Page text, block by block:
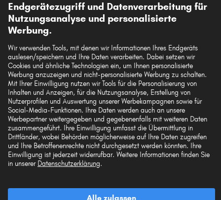
Passgenauigkeit prüfen
Fahrzeug auswählen
In den Warenkorb
Auf den Merkzettel
Zur Detailseite
Artikel-Eigenschaften
Länge1/Länge2 [mm]
803 / 465
Endgerätezugriff und Datenverarbeitung für
Nutzungsanalyse und personalisierte
Werbung.
Wir verwenden Tools, mit denen wir Informationen Ihres Endgeräts
auslesen/speichern und Ihre Daten verarbeiten. Dabei setzen wir
Cookies und ähnliche Technologien ein, um Ihnen personalisierte
Werbung anzuzeigen und nicht-personalisierte Werbung zu schalten.
Mit Ihrer Einwilligung nutzen wir Tools für die Personalisierung von
Inhalten und Anzeigen, für die Nutzungsanalyse, Erstellung von
Nutzerprofilen und Auswertung unserer Werbekampagnen sowie für
Social-Media-Funktionen. Ihre Daten werden auch an unsere
Werbepartner weitergegeben und gegebenenfalls mit weiteren Daten
zusammengeführt. Ihre Einwilligung umfasst die Übermittlung in
Drittländer, wobei Behörden möglicherweise auf Ihre Daten zugreifen
und Ihre Betroffenenrechte nicht durchgesetzt werden könnten. Ihre
Einwilligung ist jederzeit widerrufbar. Weitere Informationen finden Sie
in unserer Datenschutzerklärung.
Alle zulassen